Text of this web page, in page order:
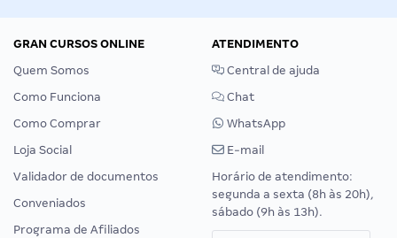
GRAN CURSOS ONLINE
Quem Somos
Como Funciona
Como Comprar
Loja Social
Validador de documentos
Conveniados
Programa de Afiliados
ATENDIMENTO
Central de ajuda
Chat
WhatsApp
E-mail
Horário de atendimento:
segunda a sexta (8h às 20h),
sábado (9h às 13h).